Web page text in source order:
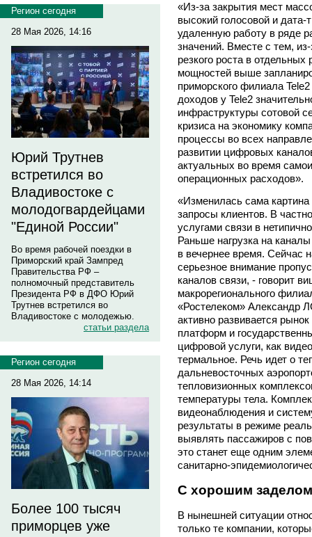
Регион сегодня
28 Мая 2026, 14:16
Юрий Трутнев
встретился во
Владивостоке с
молодогвардейцами
"Единой России"
Во время рабочей поездки в
Приморский край Зампред
Правительства РФ –
полномочный представитель
Президента РФ в ДФО Юрий
Трутнев встретился во
Владивостоке с молодежью.
статьи раздела
Регион сегодня
28 Мая 2026, 14:14
Более 100 тысяч
приморцев уже
«Из-за закрытия мест
высокий голосовой и
удаленную работу в ряде
значений. Вместе с тем,
резкого роста в отдельных
мощностей выше
приморского филиала
доходов у Tele2
инфраструктуры сотовой
кризиса на экономику
процессы во всех
развитии цифровых
актуальных во время
операционных расходов».
«Изменилась сама
запросы клиентов. В
услугами связи в
Раньше нагрузка на
в вечернее время. Сейчас
серьезное внимание
каналов связи, - говорит
макрорегионального
«Ростелеком» Александр
активно развивается
платформ и
цифровой услуги, как
термальное. Речь идет о
дальневосточных
тепловизионных
температуры тела.
видеонаблюдения и
результаты в режиме
выявлять пассажиров с
это станет еще одним
санитарно-
C хорошим заделом
В нынешней ситуации
только те компании,